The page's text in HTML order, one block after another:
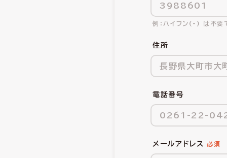
ハイフン(-) は不要
住所
電話番号
メールアドレス